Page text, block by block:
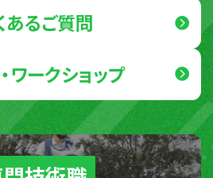
あるご質問
ワークショップ